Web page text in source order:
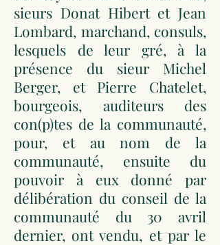
sieurs Donat Hibert et Jean
Lombard, marchand, consuls,
lesquels de leur gré, à la
présence du sieur Michel
Berger, et Pierre Chatelet,
bourgeois, auditeurs des
con(p)tes de la communauté,
pour, et au nom de la
communauté, ensuite du
pouvoir à eux donné par
délibération du conseil de la
communauté du 30 avril
dernier, ont vendu, et par le